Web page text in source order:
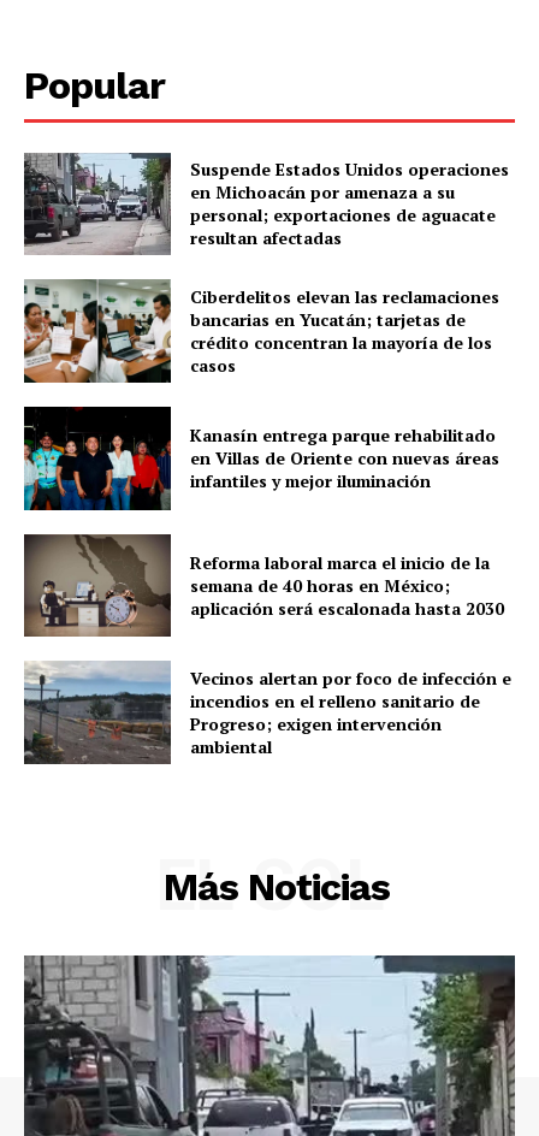
Yucatán
Sociedad y Negocios
Deportes
Política
Municipios
Popular
Suspende Estados Unidos operaciones
en Michoacán por amenaza a su
personal; exportaciones de aguacate
resultan afectadas
Ciberdelitos elevan las reclamaciones
bancarias en Yucatán; tarjetas de
crédito concentran la mayoría de los
casos
Kanasín entrega parque rehabilitado
en Villas de Oriente con nuevas áreas
infantiles y mejor iluminación
Reforma laboral marca el inicio de la
semana de 40 horas en México;
aplicación será escalonada hasta 2030
Vecinos alertan por foco de infección e
incendios en el relleno sanitario de
Progreso; exigen intervención
ambiental
Más Noticias
EL SOL